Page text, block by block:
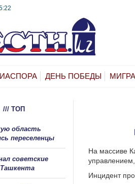
ДЕНЬ ПОБЕДЫ
На массиве
управлением,
Инцидент
/// ТОП
область
переселенцы
советские